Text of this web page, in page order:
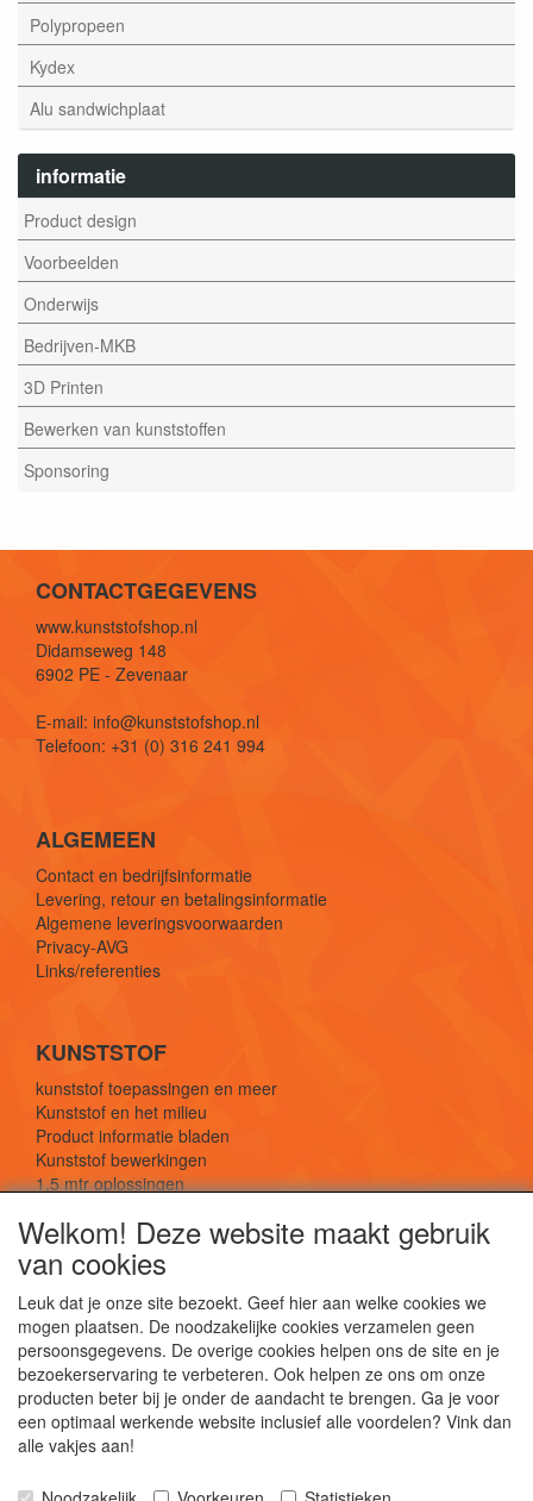
Polypropeen
Kydex
Alu sandwichplaat
informatie
Product design
Voorbeelden
Onderwijs
Bedrijven-MKB
3D Printen
Bewerken van kunststoffen
Sponsoring
CONTACTGEGEVENS
www.kunststofshop.nl
Didamseweg 148
6902 PE - Zevenaar
E-mail: info@kunststofshop.nl
Telefoon: +31 (0) 316 241 994
ALGEMEEN
Contact en bedrijfsinformatie
Levering, retour en betalingsinformatie
Algemene leveringsvoorwaarden
Privacy-AVG
Links/referenties
KUNSTSTOF
kunststof toepassingen en meer
Kunststof en het milieu
Product informatie bladen
Kunststof bewerkingen
1,5 mtr oplossingen
SOCIALE MEDIA
De webshop voor kunststof platen, folies, buizen
Kunststof bewerkingen, productontwerp en
Welkom! Deze website maakt gebruik
van cookies
Leuk dat je onze site bezoekt. Geef hier aan welke cookies we
mogen plaatsen. De noodzakelijke cookies verzamelen geen
persoonsgegevens. De overige cookies helpen ons de site en je
bezoekerservaring te verbeteren. Ook helpen ze ons om onze
producten beter bij je onder de aandacht te brengen. Ga je voor
een optimaal werkende website inclusief alle voordelen? Vink dan
alle vakjes aan!